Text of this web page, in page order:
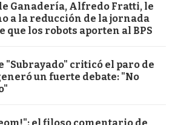
Ganadería, Alfredo Fratti, le
a la reducción de la jornada
que los robots aporten al BPS
"Subrayado" criticó el paro de
un fuerte debate: "No